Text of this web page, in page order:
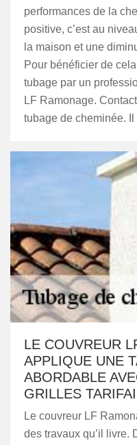
performances de la
positive, c’est au
la maison et une
Pour bénéficier de
tubage par un
LF Ramonage.
tubage de cheminée.
LE COUVREUR
APPLIQUE UNE
ABORDABLE
GRILLES
Le couvreur LF
des travaux qu’il livre.